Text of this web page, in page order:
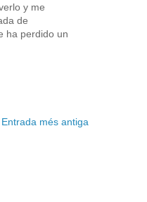
y me
de
ha perdido un
Entrada més antiga